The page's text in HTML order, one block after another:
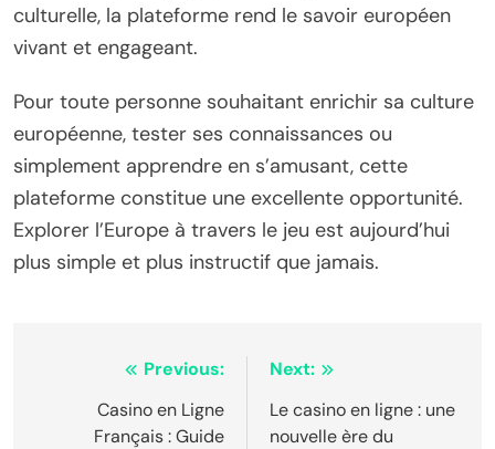
culturelle, la plateforme rend le savoir européen
vivant et engageant.
Pour toute personne souhaitant enrichir sa culture
européenne, tester ses connaissances ou
simplement apprendre en s’amusant, cette
plateforme constitue une excellente opportunité.
Explorer l’Europe à travers le jeu est aujourd’hui
plus simple et plus instructif que jamais.
navigation
Previous:
Casino en Ligne
Français : Guide
Next:
Le casino en ligne : une
nouvelle ère du